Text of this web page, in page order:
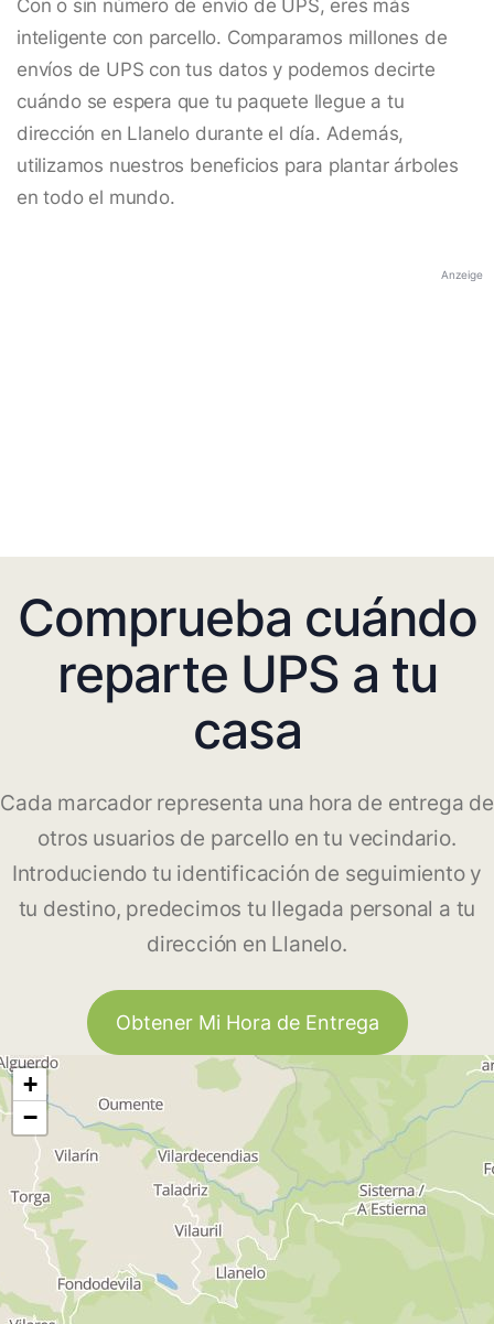
Con o sin número de envío de UPS, eres más
inteligente con parcello. Comparamos millones de
envíos de UPS con tus datos y podemos decirte
cuándo se espera que tu paquete llegue a tu
dirección en Llanelo durante el día. Además,
utilizamos nuestros beneficios para plantar árboles
en todo el mundo.
Anzeige
Comprueba cuándo
reparte UPS a tu
casa
Cada marcador representa una hora de entrega de
otros usuarios de parcello en tu vecindario.
Introduciendo tu identificación de seguimiento y
tu destino, predecimos tu llegada personal a tu
dirección en Llanelo.
Obtener Mi Hora de Entrega
+
−